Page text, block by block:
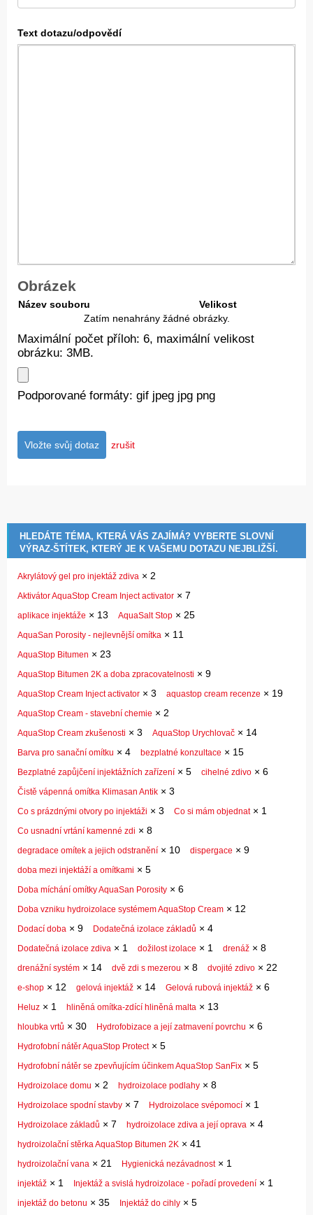
Text dotazu/odpovědí
Obrázek
Název souboru
Velikost
Zatím nenahrány žádné obrázky.
Maximální počet příloh: 6, maximální velikost
obrázku: 3MB.
Podporované formáty: gif jpeg jpg png
zrušit
HLEDÁTE TÉMA, KTERÁ VÁS ZAJÍMÁ? VYBERTE SLOVNÍ
VÝRAZ-ŠTÍTEK, KTERÝ JE K VAŠEMU DOTAZU NEJBLIŽŠÍ.
Akrylátový gel pro injektáž zdiva × 2
Aktivátor AquaStop Cream Inject activator × 7
aplikace injektáže × 13 AquaSalt Stop × 25
AquaSan Porosity - nejlevnější omítka × 11
AquaStop Bitumen × 23
AquaStop Bitumen 2K a doba zpracovatelnosti × 9
AquaStop Cream Inject activator × 3 aquastop cream recenze × 19
AquaStop Cream - stavební chemie × 2
AquaStop Cream zkušenosti × 3 AquaStop Urychlovač × 14
Barva pro sanační omítku × 4 bezplatné konzultace × 15
Bezplatné zapůjčení injektážních zařízení × 5 cihelné zdivo × 6
Čistě vápenná omítka Klimasan Antik × 3
Co s prázdnými otvory po injektáži × 3 Co si mám objednat× 1
Co usnadní vrtání kamenné zdi × 8
degradace omítek a jejich odstranění × 10 dispergace × 9
doba mezi injektáží a omítkami × 5
Doba míchání omítky AquaSan Porosity × 6
Doba vzniku hydroizolace systémem AquaStop Cream × 12
Dodací doba × 9 Dodatečná izolace základů × 4
Dodatečná izolace zdiva × 1 dožilost izolace × 1 drenáž × 8
drenážní systém × 14 dvě zdi s mezerou × 8 dvojité zdivo × 22
e-shop × 12 gelová injektáž × 14 Gelová rubová injektáž × 6
Heluz × 1 hliněná omítka-zdící hliněná malta × 13
hloubka vrtů × 30 Hydrofobizace a její zatmavení povrchu × 6
Hydrofobní nátěr AquaStop Protect× 5
Hydrofobní nátěr se zpevňujícím účinkem AquaStop SanFix × 5
Hydroizolace domu × 2 hydroizolace podlahy × 8
Hydroizolace spodní stavby × 7 Hydroizolace svépomocí × 1
Hydroizolace základů × 7 hydroizolace zdiva a její oprava × 4
hydroizolační stěrka AquaStop Bitumen 2K × 41
hydroizolační vana × 21 Hygienická nezávadnost× 1
injektáž × 1 Injektáž a svislá hydroizolace - pořadí provedení × 1
injektáž do betonu × 35 Injektáž do cihly × 5